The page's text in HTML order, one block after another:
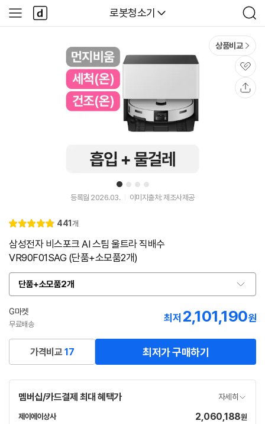
다나와
로봇청소기
검
색
사
이
다
나
와
1 2 3 4
상품비교
관
심
등록월 2026.03. 이미지출처: 제조사제공
별
4.
리
441 개
삼성전자 비스포크 AI 스팀 울트라 직배수
VR90F01SAG (단품+소모품2개)
단품+소모품2개
옵
션
선
택
G마켓
무료배송
최저 2,101,190원
가격비교 17 최저가 구매하기
멤버십/카드결제 최대 혜택가 자세히
제이에이상사네
가
2,060,188원